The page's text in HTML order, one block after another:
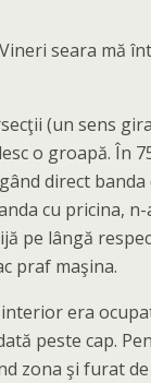
Vineri seara mă
(un sens
o groapă. În
direct
cu pricina, n-
pe lângă
praf maşina.
era
peste cap.
zona şi furat